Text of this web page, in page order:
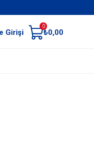
Girişi
0
₺0,00